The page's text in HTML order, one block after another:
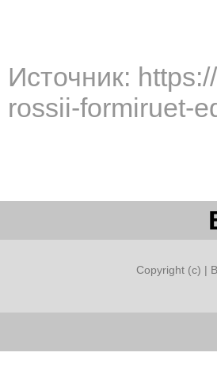
Источник:
rossii-formiruet-
Copyright (c) |